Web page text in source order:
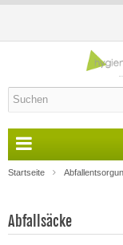
Startseite
Abfallsäcke